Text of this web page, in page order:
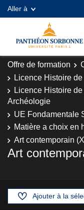
Aller à
Offre de formation
Licence Histoire
Licence Histoire
Archéologie
UE Fondamentale
Matière a choix en
Art contemporain
Art
Ajouter à la